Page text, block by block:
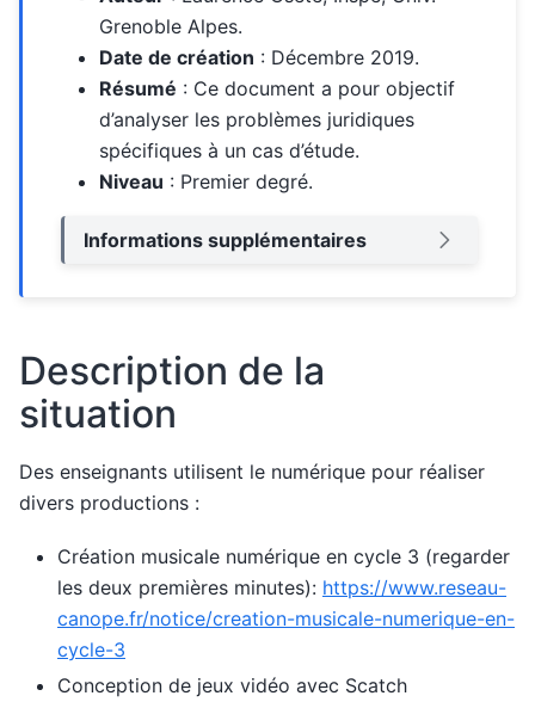
Grenoble Alpes.
Date de création : Décembre 2019.
Résumé : Ce document a pour objectif
d’analyser les problèmes juridiques
spécifiques à un cas d’étude.
Niveau : Premier degré.
Informations supplémentaires
Description de la
situation
Des enseignants utilisent le numérique pour réaliser
divers productions :
Création musicale numérique en cycle 3 (regarder
les deux premières minutes): https://www.reseau-
canope.fr/notice/creation-musicale-numerique-en-
cycle-3
Conception de jeux vidéo avec Scatch